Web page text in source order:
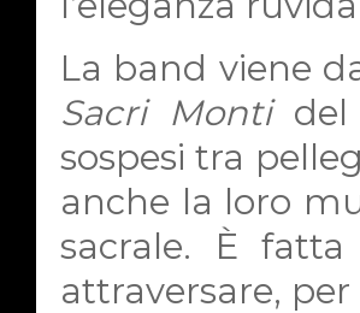
La band viene
Sacri Montidel
sospesi tra
anche la loro
sacrale. È
attraversare,